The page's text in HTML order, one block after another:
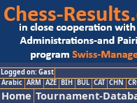
Logged on: Gast
Arabic ARM AZE BIH BUL CAT CHN
Home Tournament-